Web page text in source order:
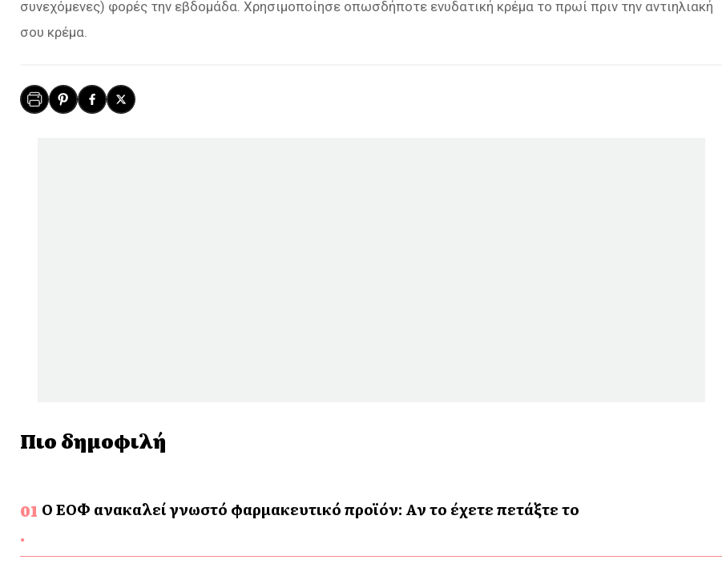
συνεχόμενες) φορές την εβδομάδα. Χρησιμοποίησε οπωσδήποτε ενυδατική κρέμα το πρωί πριν την αντιηλιακή
σου κρέμα.
Πιο δημοφιλή
Ο ΕΟΦ ανακαλεί γνωστό φαρμακευτικό προϊόν: Αν το έχετε πετάξτε το